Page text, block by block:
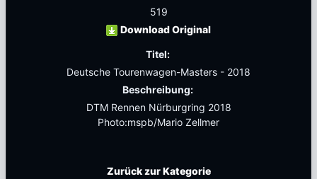
519
Download Original
Titel:
Deutsche Tourenwagen-Masters - 2018
Beschreibung:
DTM Rennen Nürburgring 2018
Photo:mspb/Mario Zellmer
Zurück zur Kategorie